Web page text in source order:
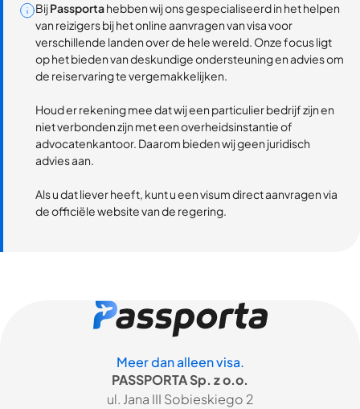
BijPassportahebben wij ons gespecialiseerd in het helpen
van reizigers bij het online aanvragen van visa voor
verschillende landen over de hele wereld. Onze focus ligt
op het bieden van deskundige ondersteuning en advies om
de reiservaring te vergemakkelijken.
Houd er rekening mee dat wij een particulier bedrijf zijn en
niet verbonden zijn met een overheidsinstantie of
advocatenkantoor. Daarom bieden wij geen juridisch
advies aan.
Als u dat liever heeft, kunt u een visum direct aanvragen via
de officiële website van de regering.
Meer dan alleen visa.
PASSPORTA Sp. z o.o.
ul. Jana III Sobieskiego 2